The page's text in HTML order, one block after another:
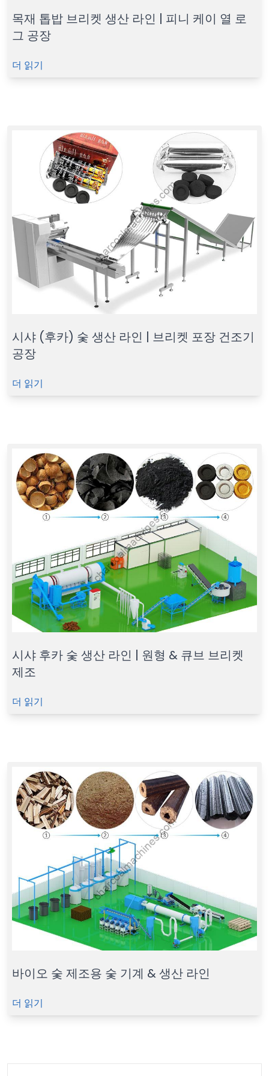
목재 톱밥 브리켓 생산 라인 | 피니 케이 열 로
그 공장
더 읽기
시샤 (후카) 숯 생산 라인 | 브리켓 포장 건조기
공장
더 읽기
시샤 후카 숯 생산 라인 | 원형 & 큐브 브리켓
제조
더 읽기
바이오 숯 제조용 숯 기계 & 생산 라인
더 읽기